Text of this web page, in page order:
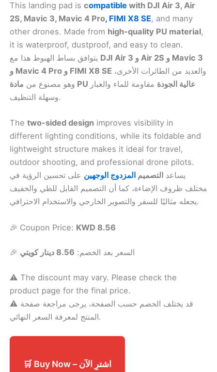
This landing pad is compatible with DJI Air 3, Air
2S, Mavic 3, Mavic 4 Pro, FIMI X8 SE, and many
other drones. Made from high-quality PU material,
it is waterproof, dustproof, and easy to clean.
DJI Air 3 و Air 2S و Mavic 3
و Mavic 4 Pro و FIMI X8 SE
وهو مصنوع من
مادة PU عالية الجودة مقاومة للماء والغبار
وسهلة التنظيف.
The two-sided design improves visibility in
different lighting conditions, while its foldable and
lightweight structure makes it ideal for travel,
outdoor shooting, and professional drone pilots.
يساعد التصميم المزدوج الوجهين على تحسين الرؤية في
مختلف ظروف الإضاءة، كما أن التصميم القابل للطي والخفيف
يجعله مثاليًا للسفر والتصوير الخارجي والاستخدام الاحترافي.
🎉 Coupon Price: KWD 8.56
🎉 السعر بعد الخصم: 8.56 دينار كويتي
⚠️ The discount may vary. Please check the
product page for the final price.
⚠️ قد يختلف الخصم حسب الصفحة، يرجى مراجعة صفحة
المنتج لمعرفة السعر النهائي.
🛒 Buy Now – اشترِ الآن